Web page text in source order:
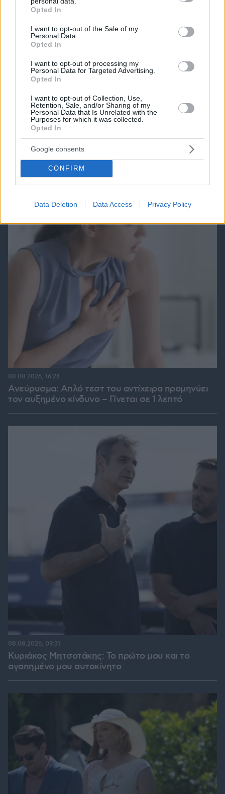
grant or deny consent to Google and its third-party tags to
use your data for below specified purposes in below Google
consent section.
Opted In
I want to opt-out of the Sale of my
Personal Data.
Opted In
I want to opt-out of processing my
Personal Data for Targeted Advertising.
Opted In
I want to opt-out of Collection, Use,
Retention, Sale, and/or Sharing of my
Personal Data that Is Unrelated with the
Purposes for which it was collected.
Opted In
Google consents
CONFIRM
Data Deletion Data Access Privacy Policy
Cut The Rope Northern Heights Candy
ΔΕΙΤΕ ΟΛΑ ΤΑ GAMES
Best of Network
Ανεύρυσμα: Απλό τεστ του αντίχειρα προμηνύει
τον αυξημένο κίνδυνο – Γίνεται σε 1 λεπτό
08.08.2026, 16:24
Κυριάκος Μητσοτάκης: Το πρώτο μου και το
αγαπημένο μου αυτοκίνητο
08.08.2026, 09:31